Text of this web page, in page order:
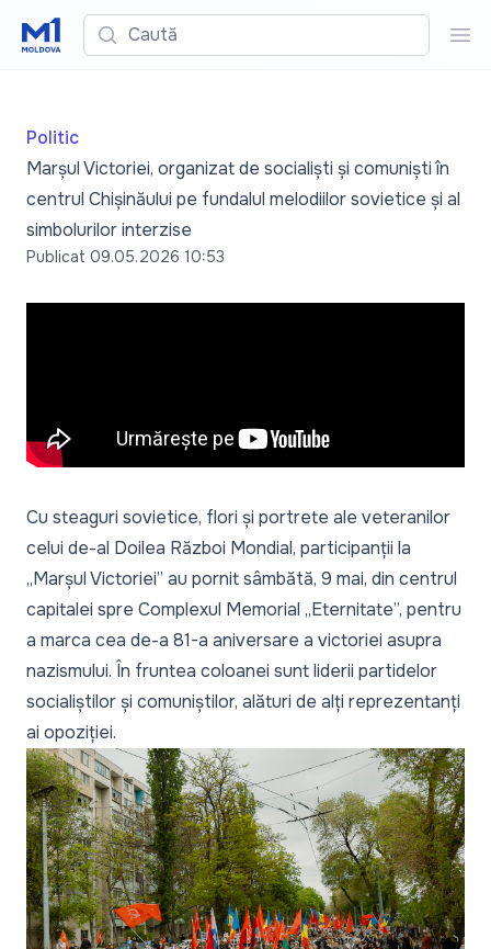
Caută
Politic
Marșul Victoriei, organizat de socialiști și comuniști în
centrul Chișinăului pe fundalul melodiilor sovietice și al
simbolurilor interzise
Publicat 09.05.2026 10:53
Cu steaguri sovietice, flori și portrete ale veteranilor
celui de-al Doilea Război Mondial, participanții la
„Marșul Victoriei” au pornit sâmbătă, 9 mai, din centrul
capitalei spre Complexul Memorial „Eternitate”, pentru
a marca cea de-a 81-a aniversare a victoriei asupra
nazismului. În fruntea coloanei sunt liderii partidelor
socialiștilor și comuniștilor, alături de alți reprezentanți
ai opoziției.